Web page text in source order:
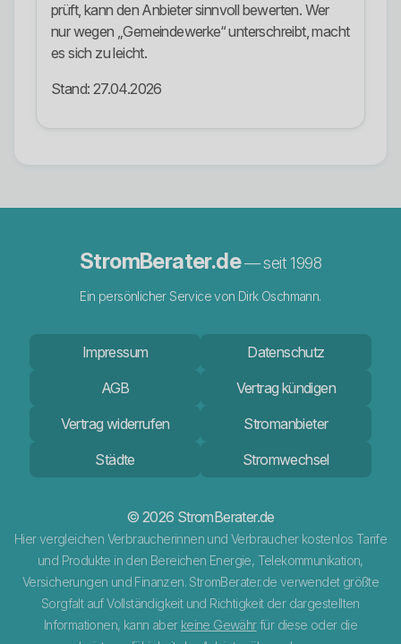
prüft, kann den Anbieter sinnvoll bewerten. Wer
nur wegen „Gemeindewerke“ unterschreibt, macht
es sich zu leicht.
Stand: 27.04.2026
StromBerater.de— seit 1998
Ein persönlicher Service von Dirk Oschmann.
Impressum
Datenschutz
AGB
Vertrag kündigen
Vertrag widerrufen
Stromanbieter
Städte
Stromwechsel
© 2026 StromBerater.de
Hier vergleichen Verbraucherinnen und Verbraucher kostenlos Tarife
und Produkte in den Bereichen Energie, Telekommunikation,
Versicherungen und Finanzen. StromBerater.de verwendet größte
Sorgfalt auf Vollständigkeit und Richtigkeit der dargestellten
Informationen, kann aber keine Gewährfür diese oder die